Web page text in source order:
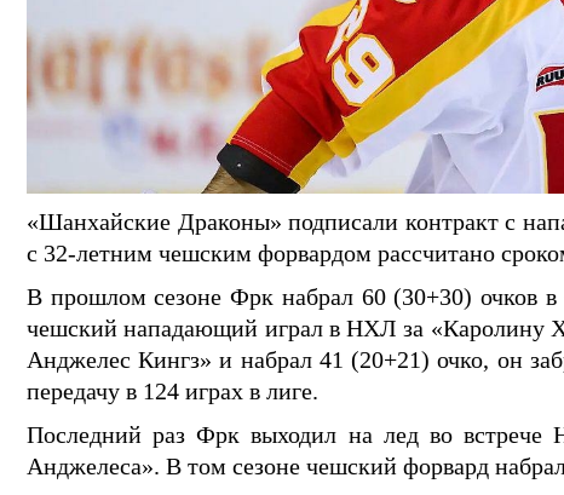
«Шанхайские Драконы» подписали контракт с
с 32-летним чешским форвардом рассчитано
В прошлом сезоне Фрк набрал 60 (30+30) очков
чешский нападающий играл в НХЛ за «Каролину
Анджелес Кингз» и набрал 41 (20+21) очко, он
передачу в 124 играх в лиге.
Последний раз Фрк выходил на лед во
Анджелеса». В том сезоне чешский форвард